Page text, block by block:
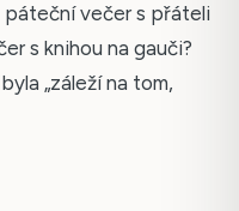
páteční večer s přáteli
s knihou na gauči?
„záleží na tom,